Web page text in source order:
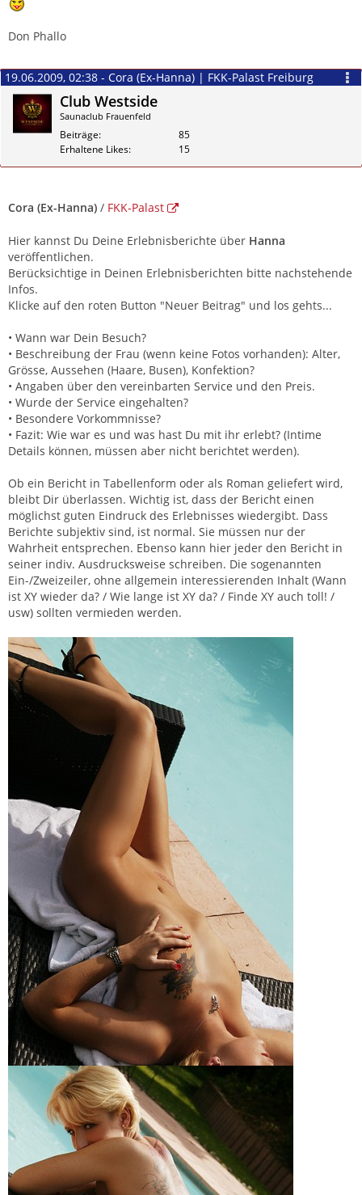
Don Phallo
19.06.2009, 02:38 - Cora (Ex-Hanna) | FKK-Palast Freiburg
Club Westside
Saunaclub Frauenfeld
Beiträge
85
Erhaltene Likes
15
Cora (Ex-Hanna) / FKK-Palast
Hier kannst Du Deine Erlebnisberichte über Hanna
veröffentlichen.
Berücksichtige in Deinen Erlebnisberichten bitte nachstehende
Infos.
Klicke auf den roten Button "Neuer Beitrag" und los gehts...
• Wann war Dein Besuch?
• Beschreibung der Frau (wenn keine Fotos vorhanden): Alter,
Grösse, Aussehen (Haare, Busen), Konfektion?
• Angaben über den vereinbarten Service und den Preis.
• Wurde der Service eingehalten?
• Besondere Vorkommnisse?
• Fazit: Wie war es und was hast Du mit ihr erlebt? (Intime
Details können, müssen aber nicht berichtet werden).
Ob ein Bericht in Tabellenform oder als Roman geliefert wird,
bleibt Dir überlassen. Wichtig ist, dass der Bericht einen
möglichst guten Eindruck des Erlebnisses wiedergibt. Dass
Berichte subjektiv sind, ist normal. Sie müssen nur der
Wahrheit entsprechen. Ebenso kann hier jeder den Bericht in
seiner indiv. Ausdrucksweise schreiben. Die sogenannten
Ein-/Zweizeiler, ohne allgemein interessierenden Inhalt (Wann
ist XY wieder da? / Wie lange ist XY da? / Finde XY auch toll! /
usw) sollten vermieden werden.